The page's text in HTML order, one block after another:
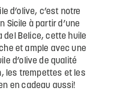
d’olive, c’est notre
Sicile à partir d’une
del Belice, cette huile
et ample avec une
d’olive de qualité
les trempettes et les
en cadeau aussi!